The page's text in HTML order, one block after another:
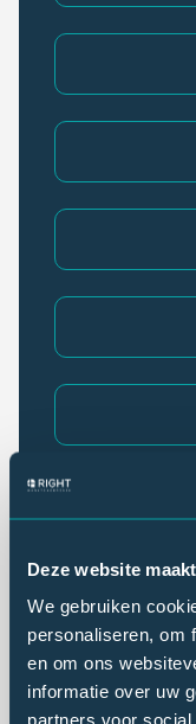
Deze website
We gebruiken
personaliseren, om
en om ons
informatie over uw
partners voor